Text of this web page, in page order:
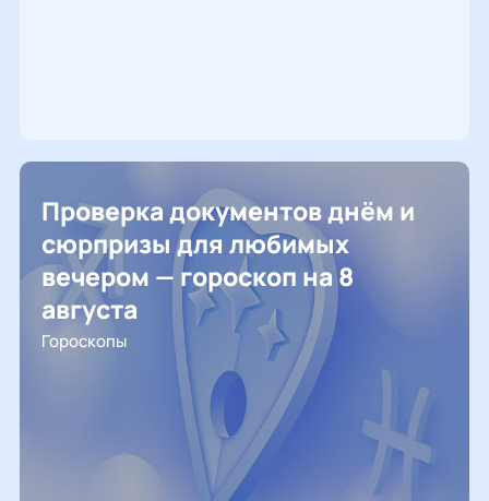
Проверка документов днём и
сюрпризы для любимых
вечером — гороскоп на 8
августа
Гороскопы